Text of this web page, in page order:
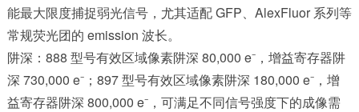
能最大限度捕捉弱光信号，尤其适配 GFP、AlexFluor 系列等
常规荧光团的 emission 波长。
阱深：888 型号有效区域像素阱深 80,000 e⁻，增益寄存器阱
深 730,000 e⁻；897 型号有效区域像素阱深 180,000 e⁻，增
益寄存器阱深 800,000 e⁻，可满足不同信号强度下的成像需